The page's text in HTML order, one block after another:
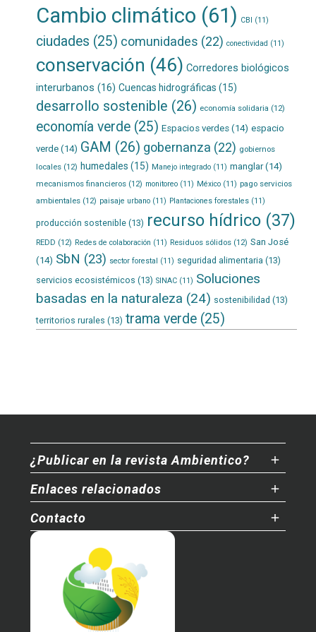
Cambio climático (61) CBI (11)
ciudades (25) comunidades (22) conectividad (11)
conservación (46) Corredores biológicos
interurbanos (16) Cuencas hidrográficas (15)
desarrollo sostenible (26) economía solidaria (12)
economía verde(25) Espacios verdes(14) espacio
verde(14) GAM (26) gobernanza (22) gobiernos
locales(12) humedales (15) Manejo integrado(11) manglar(14)
mecanismos financieros(12) monitoreo(11) México(11) pago servicios
ambientales(12) paisaje urbano(11) Plantaciones forestales(11)
producción sostenible(13) recurso hídrico(37)
REDD (12) Redes de colaboración (11) Residuos sólidos(12) San José
(14) SbN (23) sector forestal (11) seguridad alimentaria (13)
servicios ecosistémicos (13) SINAC(11) Soluciones
basadas en la naturaleza (24) sostenibilidad (13)
territorios rurales (13) trama verde(25)
¿Publicar en la revista Ambientico?
Enlaces relacionados
Contacto